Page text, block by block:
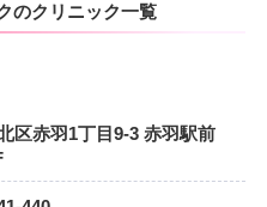
のクリニック一覧
区赤羽1丁目9-3 赤羽駅前